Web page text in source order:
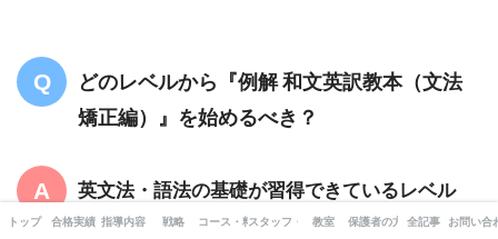
どのレベルから『例解 和文英訳教本（文法
矯正編）』を始めるべき？
英文法・語法の基礎が習得できているレベル
1（正答率5割）から始めるのが理想です。基礎
トップ 合格実績 指導内容 戦略 コース・料金スタッフ・出版書籍
教室 保護者の方へ全記事 お問い合